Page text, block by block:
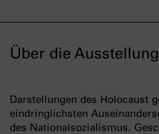
Über die Ausstellung
Darstellungen des Holocaust
eindringlichsten
des Nationalsozialismus.